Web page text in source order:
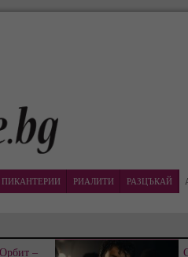
ПИКАНТЕРИИ РИАЛИТИ РАЗЦЪКАЙ
–